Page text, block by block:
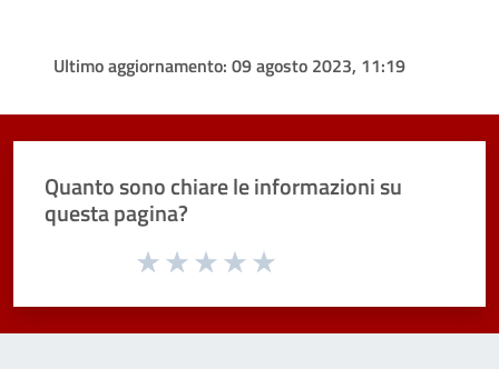
Ultimo aggiornamento: 09 agosto 2023, 11:19
Quanto sono chiare le informazioni su
questa pagina?
Valuta da 1 a 5 stelle la pagina